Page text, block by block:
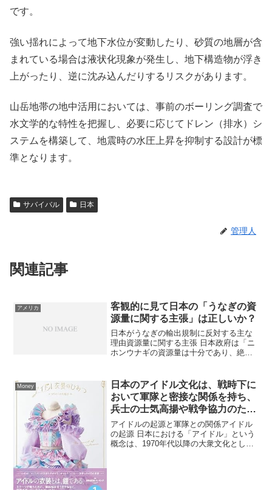
です。
強い揺れによって地下水位が変動したり、砂質の地層が含
まれている場合は液状化現象が発生し、地下構造物が浮き
上がったり、逆に沈み込んだりするリスクがあります。
山岳地帯の地中活用においては、事前のボーリング調査で
水文学的な特性を把握し、必要に応じてドレン（排水）シ
ステムを構築して、地震時の水圧上昇を抑制する設計が標
準となります。
サバイバル 日本
管理人
関連記事
アメリカ
客観的に見て日本の「うなぎの資
源量に関する主張」は正しいか？
日本がうなぎの輸出規制に反対する主な
理由資源量に関する主張 日本政府は「ニ
ホンウナギの資源量は十分であり、絶滅
るため、国際取引によってウナギが絶滅
の危機にさらされる...
Money
日本のアイドル文化は、戦時下に
おいて軍隊と密接な関係を持ち、
兵士の士気高揚や戦争協力のため
に利用されてきた
アイドルの起源と軍隊との関係アイドル
の起源 日本における「アイドル」という
概念は、1970年代以降の大衆文化として